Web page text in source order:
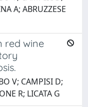
A; ABRUZZESE
red wine
V; CAMPISI D;
R; LICATA G